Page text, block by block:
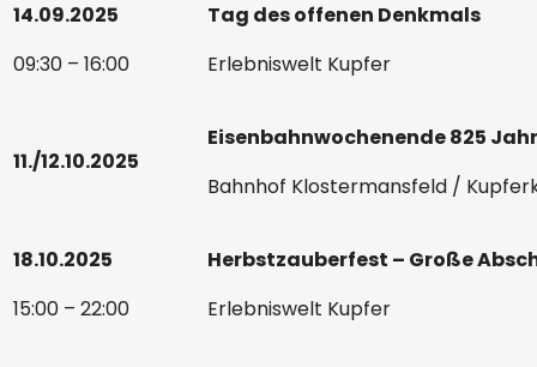
14.09.2025
09:30 – 16:00
Tag des offenen Denkmals
Erlebniswelt Kupfer
11./12.10.2025
Eisenbahnwochenende 825
Bahnhof Klostermansfeld /
18.10.2025
15:00 – 22:00
Herbstzauberfest – Große
Erlebniswelt Kupfer